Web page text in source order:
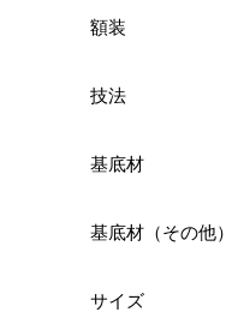
額装
技法
基底材
基底材（その他）
サイズ